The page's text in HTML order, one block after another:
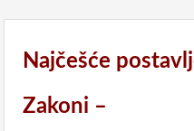
Najčešće
Zakoni –